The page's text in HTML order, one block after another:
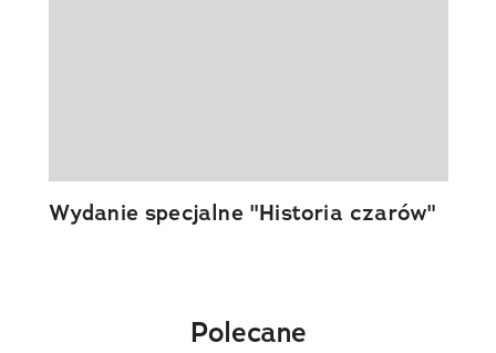
Wydanie specjalne "Historia czarów"
Polecane